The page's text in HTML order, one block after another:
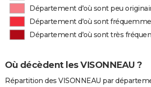
Département d'où sont peu
Département d'où sont
Département d'où sont très
Où décèdent les VISONNEAU ?
Répartition des VISONNEAU par